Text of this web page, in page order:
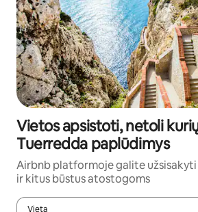
Vietos apsistoti, netoli
Tuerredda paplūdimys
Airbnb platformoje galite užsisakyti
ir kitus būstus atostogoms
Vieta